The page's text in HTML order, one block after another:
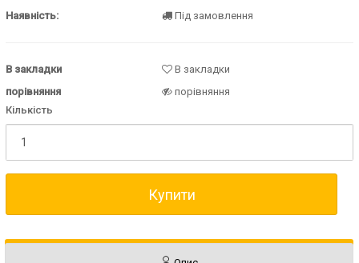
Наявність:
Під замовлення
В закладки
В закладки
порівняння
порівняння
Кількість
Купити